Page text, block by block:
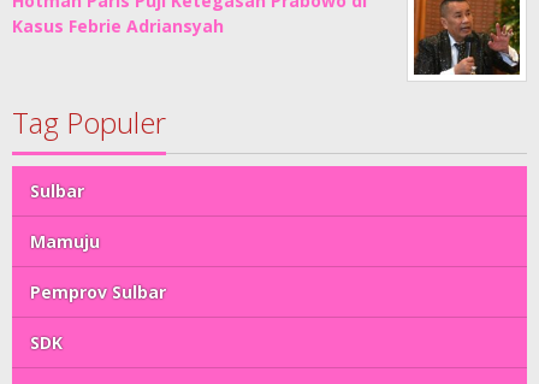
Kasus Febrie Adriansyah
Tag Populer
Sulbar
Mamuju
Pemprov Sulbar
SDK